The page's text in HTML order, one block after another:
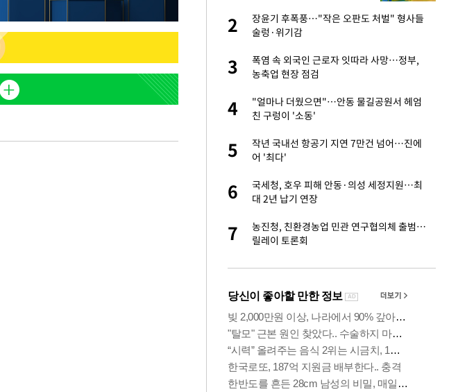
2
손떨림 건강이상설 한승연…"목디스크 심해
치료 중"
3
LAFC 손흥민, 리그스컵 톨루카전 선발 출
격…득점포 재가동 도전
4
'여긴 20도, 저긴 50도'…열화상 카메라로 본
5
이강인, 오늘 서울서 AT마드리드 입단
2
장윤기 후폭풍…"작은 오판도 처벌" 형사들
술렁·위기감
3
폭염 속 외국인 근로자 잇따라 사망…정부,
농축업 현장 점검
4
"얼마나 더웠으면"…안동 물길공원서 헤엄
친 구렁이 '소동'
5
작년 국내선 항공기 지연 7만건 넘어…진에
어 '최다'
6
국세청, 호우 피해 안동·의성 세정지원…최
대 2년 납기 연장
7
농진청, 친환경농업 민관 연구협의체 출범…
릴레이 토론회